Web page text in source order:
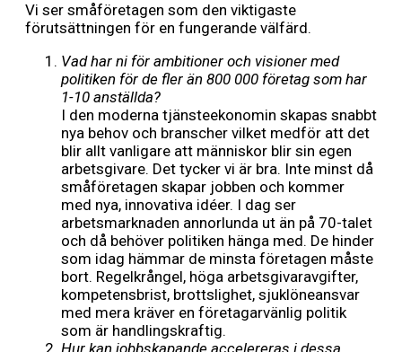
Vi ser småföretagen som den viktigaste
förutsättningen för en fungerande välfärd.
Vad har ni för ambitioner och visioner med
politiken för de fler än 800 000 företag som har
1-10 anställda?
I den moderna tjänsteekonomin skapas snabbt
nya behov och branscher vilket medför att det
blir allt vanligare att människor blir sin egen
arbetsgivare. Det tycker vi är bra. Inte minst då
småföretagen skapar jobben och kommer
med nya, innovativa idéer. I dag ser
arbetsmarknaden annorlunda ut än på 70-talet
och då behöver politiken hänga med. De hinder
som idag hämmar de minsta företagen måste
bort. Regelkrångel, höga arbetsgivaravgifter,
kompetensbrist, brottslighet, sjuklöneansvar
med mera kräver en företagarvänlig politik
som är handlingskraftig.